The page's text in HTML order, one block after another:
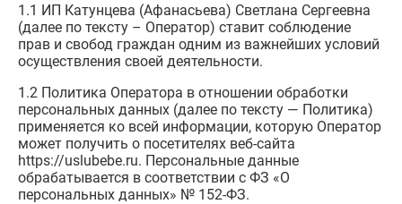
1.1 ИП Катунцева (Афанасьева) Светлана Сергеевна
(далее по тексту – Оператор) ставит соблюдение
прав и свобод граждан одним из важнейших условий
осуществления своей деятельности.
1.2 Политика Оператора в отношении обработки
персональных данных (далее по тексту — Политика)
применяется ко всей информации, которую Оператор
может получить о посетителях веб-сайта
https://uslubebe.ru. Персональные данные
обрабатывается в соответствии с ФЗ «О
персональных данных» № 152-ФЗ.